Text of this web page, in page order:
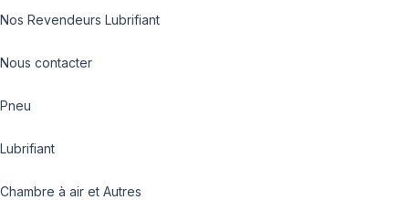
Nos Revendeurs Lubrifiant
Nous contacter
Pneu
Lubrifiant
Chambre à air et Autres